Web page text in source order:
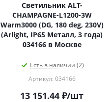
Светильник ALT-
CHAMPAGNE-L1200-3W
Warm3000 (DG, 180 deg, 230V)
(Arlight, IP65 Металл, 3 года)
034166 в Москве
Есть в наличии (2)
Артикул: 034166
13 151.44 ₽/шт